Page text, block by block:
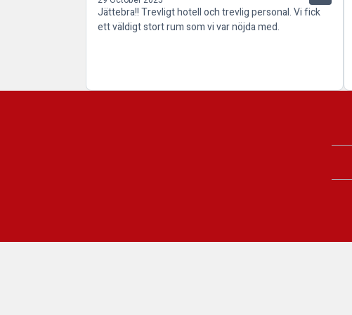
Jättebra!! Trevligt hotell och trevlig personal. Vi fick
ett väldigt stort rum som vi var nöjda med.